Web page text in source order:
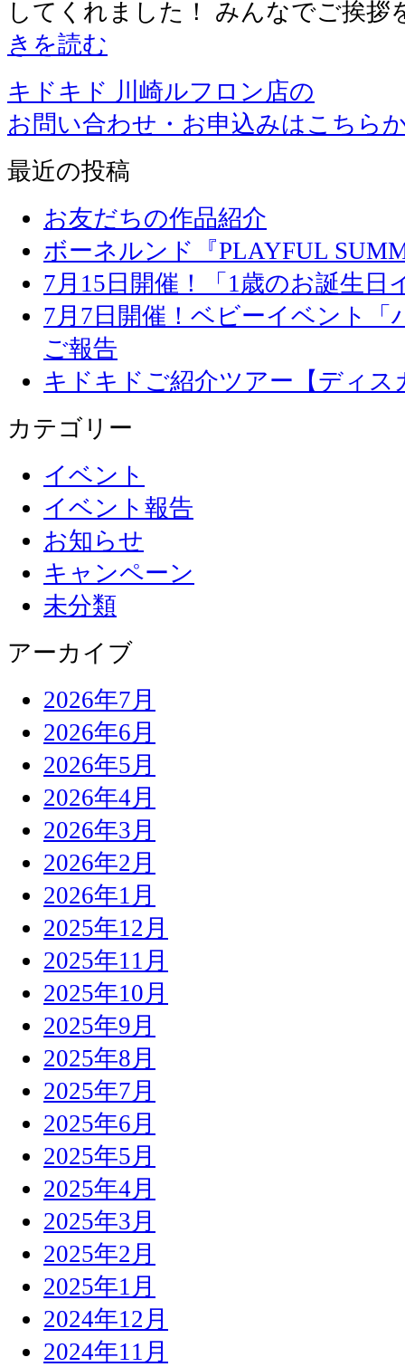
してくれました！ みんなでご挨
きを読む
キドキド 川崎ルフロン店の
お問い合わせ・お申込みはこちら
最近の投稿
お友だちの作品紹介
ボーネルンド『PLAYFUL
7月15日開催！「1歳のお誕生日
7月7日開催！ベビーイベント
ご報告
キドキドご紹介ツアー【ディス
カテゴリー
イベント
イベント報告
お知らせ
キャンペーン
未分類
アーカイブ
2026年7月
2026年6月
2026年5月
2026年4月
2026年3月
2026年2月
2026年1月
2025年12月
2025年11月
2025年10月
2025年9月
2025年8月
2025年7月
2025年6月
2025年5月
2025年4月
2025年3月
2025年2月
2025年1月
2024年12月
2024年11月